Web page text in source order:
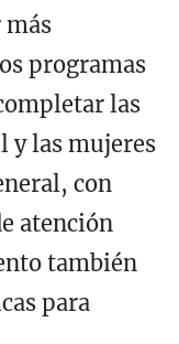
más
programas
las
y las mujeres
con
atención
también
para